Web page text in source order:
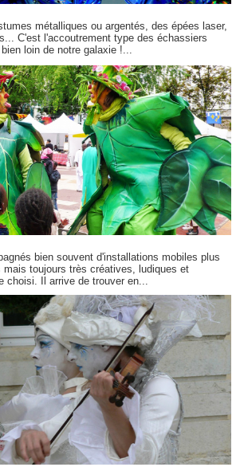
métalliques ou argentés, des épées laser,
C'est l'accoutrement type des échassiers
loin de notre galaxie !...
bien souvent d'installations mobiles plus
toujours très créatives, ludiques et
Il arrive de trouver en...